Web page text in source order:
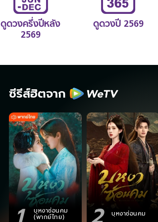
ดูดวงครึ่งปีหลัง
2569
ดูดวงปี 2569
ซีรีส์ฮิตจาก
บุหงาซ่อนคม
(พากย์ไทย) บุหงาซ่อนคม